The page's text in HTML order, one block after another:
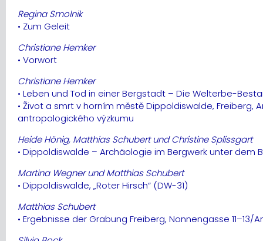
Regina Smolnik
• Zum Geleit
Christiane Hemker
• Vorwort
Christiane Hemker
• Leben und Tod in einer Bergstadt – Die Welterbe-
• Život a smrt v horním městě Dippoldiswalde,
antropologického výzkumu
Heide Hönig, Matthias Schubert und Christine Splissgart
• Dippoldiswalde – Archäologie im Bergwerk unter dem
Martina Wegner und Matthias Schubert
• Dippoldiswalde, „Roter Hirsch“ (DW-31)
Matthias Schubert
• Ergebnisse der Grabung Freiberg, Nonnengasse 11–13/